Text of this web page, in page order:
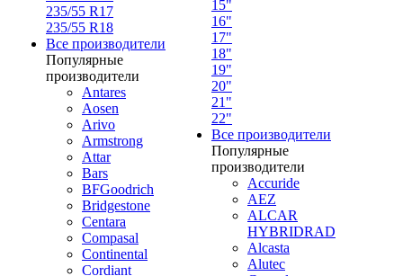
235/55 R17
235/55 R18
Все производители
Популярные
производители
Antares
Aosen
Arivo
Armstrong
Attar
Bars
BFGoodrich
Bridgestone
Centara
Compasal
Continental
Cordiant
15"
16"
17"
18"
19"
20"
21"
22"
Все производители
Популярные
производители
Accuride
AEZ
ALCAR
HYBRIDRAD
Alcasta
Alutec